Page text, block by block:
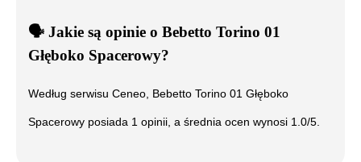
🗣️ ️ Jakie są opinie o Bebetto Torino 01
Głęboko Spacerowy?
Według serwisu Ceneo, Bebetto Torino 01 Głęboko
Spacerowy posiada 1 opinii, a średnia ocen wynosi 1.0/5.